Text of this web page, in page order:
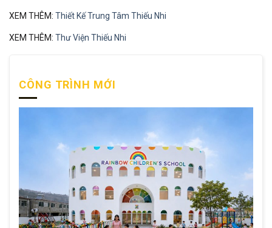
XEM THÊM: Thiết Kế Trung Tâm Thiếu Nhi
XEM THÊM: Thư Viện Thiếu Nhi
CÔNG TRÌNH MỚI